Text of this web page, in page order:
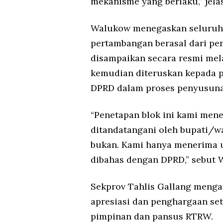
Walukow menegaskan
pertambangan berasal dari
disampaikan secara resmi
kemudian diteruskan kepada
DPRD dalam proses
“Penetapan blok ini kami
ditandatangani oleh bupati/
bukan. Kami hanya
dibahas dengan DPRD,” sebut
Sekprov Tahlis Gallang
apresiasi dan penghargaan
pimpinan dan pansus RTRW.